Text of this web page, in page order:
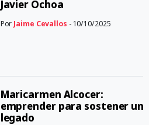
Javier Ochoa
Por Jaime Cevallos - 10/10/2025
Maricarmen Alcocer:
emprender para sostener un
legado